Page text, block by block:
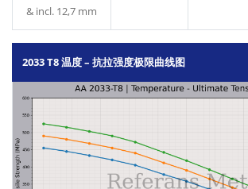
& incl. 12,7 mm
2033 T8 温度 – 抗拉强度极限曲线图